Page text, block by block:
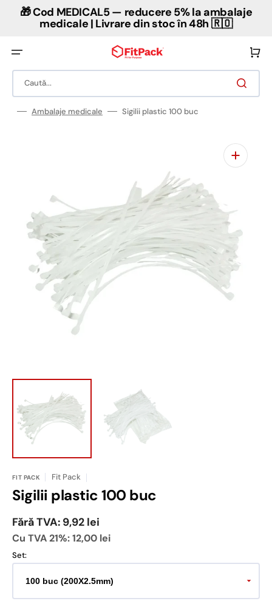
conținut🎁 Cod MEDICAL5 — reducere 5% la ambalaje
medicale | Livrare din stoc în 48h 🇷🇴
Caută...
Coș
Ambalaje medicale Sigilii plastic 100 buc
Deschideți
în
FIT PACK Fit Pack
Sigilii plastic 100 buc
Fără TVA: 9,92 lei
Cu TVA 21%:12,00 lei
Set: